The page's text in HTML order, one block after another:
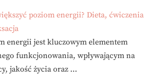
poziom energii? Dieta, ćwiczenia
energii jest kluczowym elementem
funkcjonowania, wpływającym na
jakość życia oraz …